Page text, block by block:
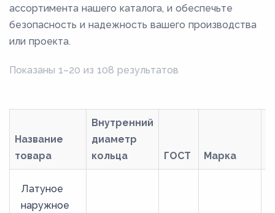
ассортимента нашего каталога, и обеспечьте
безопасность и надежность вашего производства
или проекта.
Показаны 1–20 из 108 результатов
Название
товара
Внутренний
диаметр
кольца
ГОСТ Марка
Латуное
наружное